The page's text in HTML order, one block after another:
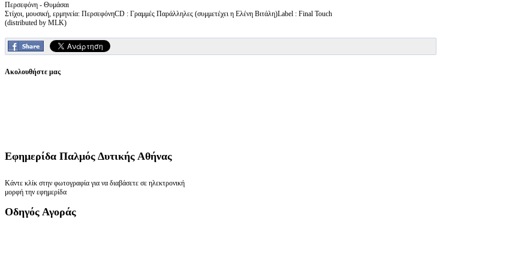
Περσεφόνη - Θυμάσαι
Στίχοι, μουσική, ερμηνεία: ΠερσεφόνηCD : Γραμμές Παράλληλες (συμμετέχει η Ελένη Βιτάλη)Label : Final Touch
(distributed by MLK)
Ακολουθήστε μας
Εφημερίδα Παλμός Δυτικής Αθήνας
Κάντε κλίκ στην φωτογραφία για να διαβάσετε σε ηλεκτρονική
μορφή την εφημερίδα
Οδηγός Αγοράς